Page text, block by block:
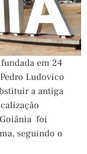
em 24
Ludovico
a antiga
Goiânia foi
seguindo o